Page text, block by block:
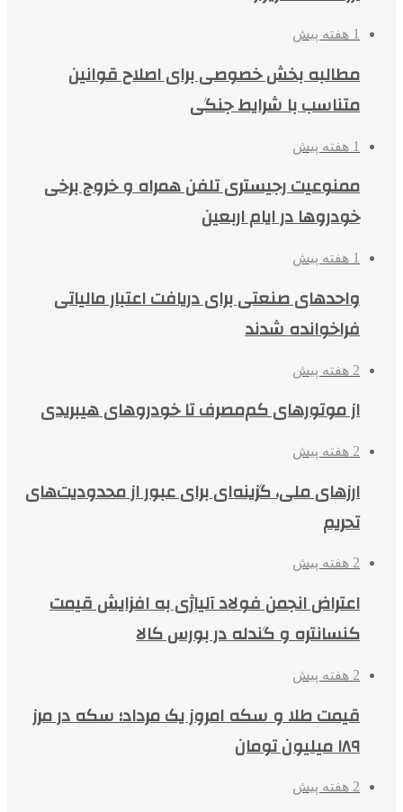
1 هفته پیش
مطالبه بخش خصوصی برای اصلاح قوانین
متناسب با شرایط جنگی
1 هفته پیش
ممنوعیت رجیستری تلفن همراه و خروج برخی
خودروها در ایام اربعین
1 هفته پیش
واحدهای صنعتی برای دریافت اعتبار مالیاتی
فراخوانده شدند
2 هفته پیش
از موتورهای کم‌مصرف تا خودروهای هیبریدی
2 هفته پیش
ارزهای ملی، گزینه‌ای برای عبور از محدودیت‌های
تحریم
2 هفته پیش
اعتراض انجمن فولاد آلیاژی به افزایش قیمت
کنسانتره و گندله در بورس کالا
2 هفته پیش
قیمت طلا و سکه امروز یک مرداد؛ سکه در مرز
۱۸۹ میلیون تومان
2 هفته پیش